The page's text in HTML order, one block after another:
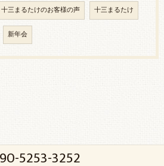
三まるたけのお客様の声 十三まるたけ
新年会
5253-3252